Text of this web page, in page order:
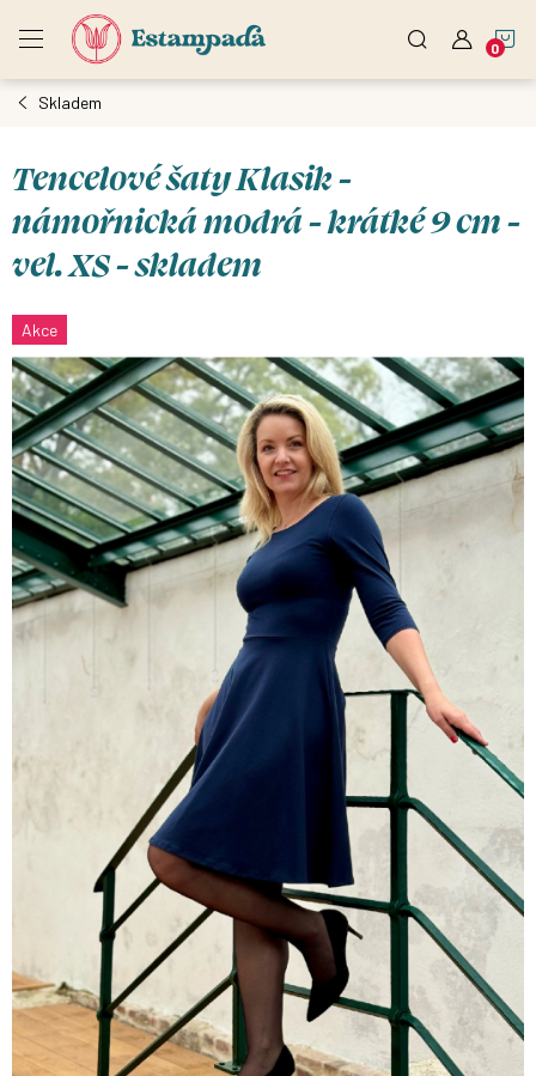
Skladem
Tencelové šaty Klasik -
námořnická modrá - krátké 9 cm -
vel. XS - skladem
Akce